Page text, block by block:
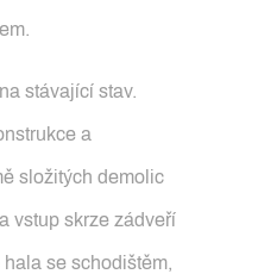
stávající stav.
a
složitých demolic
vstup skrze zádveří
se schodištěm,